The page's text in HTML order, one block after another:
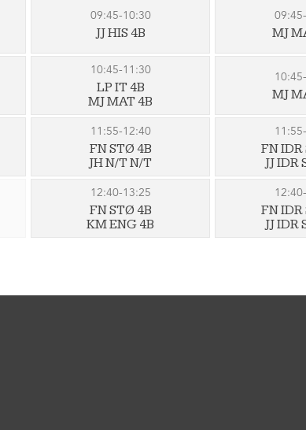
09:45-10:30
JJ HIS 4B
10:45-11:30
LP IT 4B
MJ MAT 4B
11:55-12:40
FN STØ 4B
JH N/T N/T
12:40-13:25
FN STØ 4B
KM ENG 4B
MJ
MJ
FN IDR
JJ IDR
FN IDR
JJ IDR